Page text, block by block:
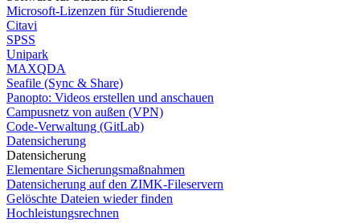
Microsoft-Lizenzen für Studierende
Citavi
SPSS
Unipark
MAXQDA
Seafile (Sync & Share)
Panopto: Videos erstellen und anschauen
Campusnetz von außen (VPN)
Code-Verwaltung (GitLab)
Datensicherung
Datensicherung
Elementare Sicherungsmaßnahmen
Datensicherung auf den ZIMK-Fileservern
Gelöschte Dateien wieder finden
Hochleistungsrechnen